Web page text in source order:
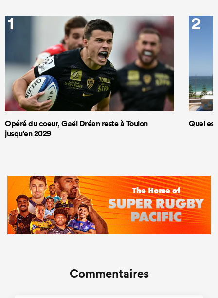
1
Opéré du coeur, Gaël Dréan reste à Toulon
jusqu'en 2029
2
Quel
Commentaires